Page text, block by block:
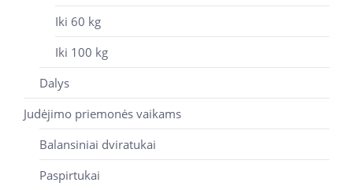
Iki 60 kg
Iki 100 kg
Dalys
Judėjimo priemonės vaikams
Balansiniai dviratukai
Paspirtukai